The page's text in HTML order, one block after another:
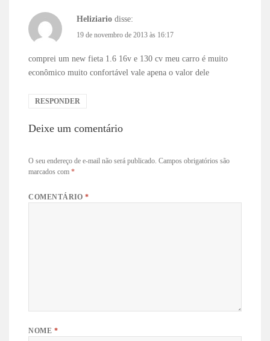
Heliziario disse:
19 de novembro de 2013 às 16:17
comprei um new fieta 1.6 16v e 130 cv meu carro é muito
econômico muito confortável vale apena o valor dele
RESPONDER
Deixe um comentário
O seu endereço de e-mail não será publicado. Campos obrigatórios são
marcados com*
COMENTÁRIO*
NOME *